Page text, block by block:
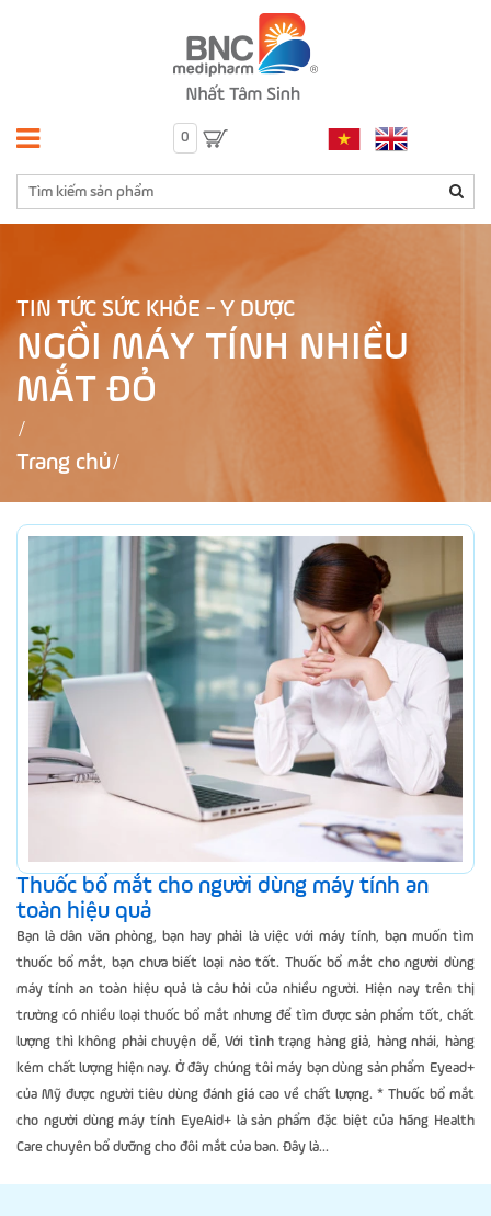
0
TIN TỨC SỨC KHỎE - Y DƯỢC
NGỒI MÁY TÍNH NHIỀU
MẮT ĐỎ
Trang chủ
Thuốc bổ mắt cho người dùng máy tính an
toàn hiệu quả
Bạn là dân văn phòng, bạn hay phải là việc với máy tính, bạn muốn tìm
thuốc bổ mắt, bạn chưa biết loại nào tốt. Thuốc bổ mắt cho người dùng
máy tính an toàn hiệu quả là câu hỏi của nhiều người. Hiện nay trên thị
trường có nhiều loại thuốc bổ mắt nhưng để tìm được sản phẩm tốt, chất
lượng thì không phải chuyện dễ, Với tình trạng hàng giả, hàng nhái, hàng
kém chất lượng hiện nay. Ở đây chúng tôi máy bạn dùng sản phẩm Eyead+
của Mỹ được người tiêu dùng đánh giá cao về chất lượng. * Thuốc bổ mắt
cho người dùng máy tính EyeAid+ là sản phẩm đặc biệt của hãng Health
Care chuyên bổ dưỡng cho đôi mắt của ban. Đây là...